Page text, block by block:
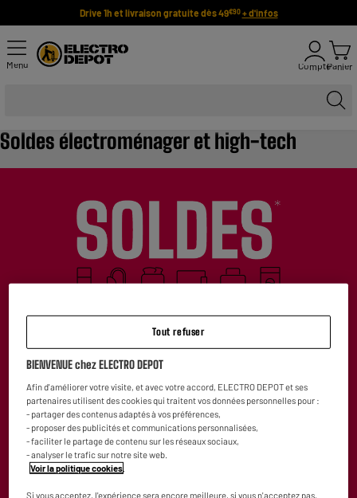
Drive 1h et livraison gratuite dès 49€90 + d'infos
Menu ComptePanier
Soldes électroménager et high-tech
mardi 2 février 2027
hiver, découvrez notre sélection et profitez d'
électroménager
demultimédia pas cherpendant les soldes.
Que vous ayez besoin d’un barbecue, d’un ventilateur, d'un
réfrigérateur ou d’unetrottinette
dans les rayons en soldes d’ELECTRO DEPOT. Des prix bas et des
Tout refuser
BIENVENUE chez ELECTRO DEPOT
Afin d'améliorer votre visite, et avec votre accord, ELECTRO DEPOT et ses
partenaires utilisent des cookies qui traitent vos données personnelles pour :
- partager des contenus adaptés à vos préférences,
- proposer des publicités et communications personnalisées,
- faciliter le partage de contenu sur les réseaux sociaux,
- analyser le trafic sur notre site web.
Voir la politique cookies
Si vous acceptez, l'expérience sera encore meilleure, si vous n'acceptez pas,